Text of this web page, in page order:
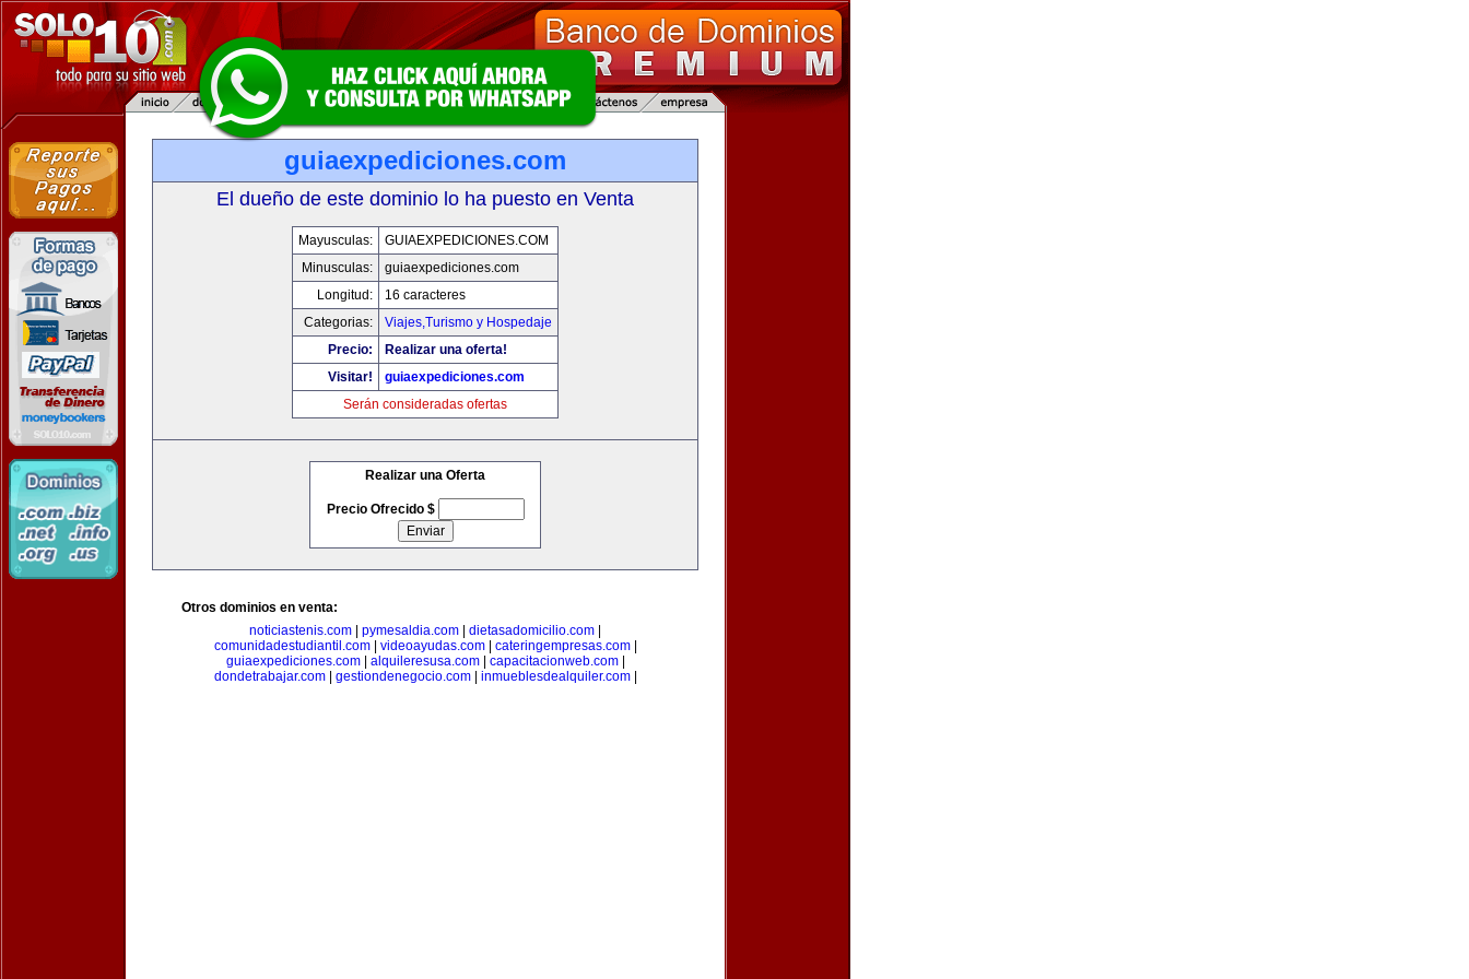
guiaexpediciones.com
El dueño de este dominio lo ha puesto en Venta
Mayusculas:
GUIAEXPEDICIONES.COM
Minusculas:
guiaexpediciones.com
Longitud:
16 caracteres
Categorias:
Viajes,Turismo y Hospedaje
Precio:
Realizar una oferta!
Visitar!
guiaexpediciones.com
Serán consideradas ofertas
Realizar una Oferta
Precio Ofrecido $
Otros dominios en venta:
noticiastenis.com
pymesaldia.com dietasadomicilio.com
comunidadestudiantil.com| videoayudas.com| cateringempresas.com|
guiaexpediciones.com| alquileresusa.com| capacitacionweb.com|
dondetrabajar.com| gestiondenegocio.com| inmueblesdealquiler.com|